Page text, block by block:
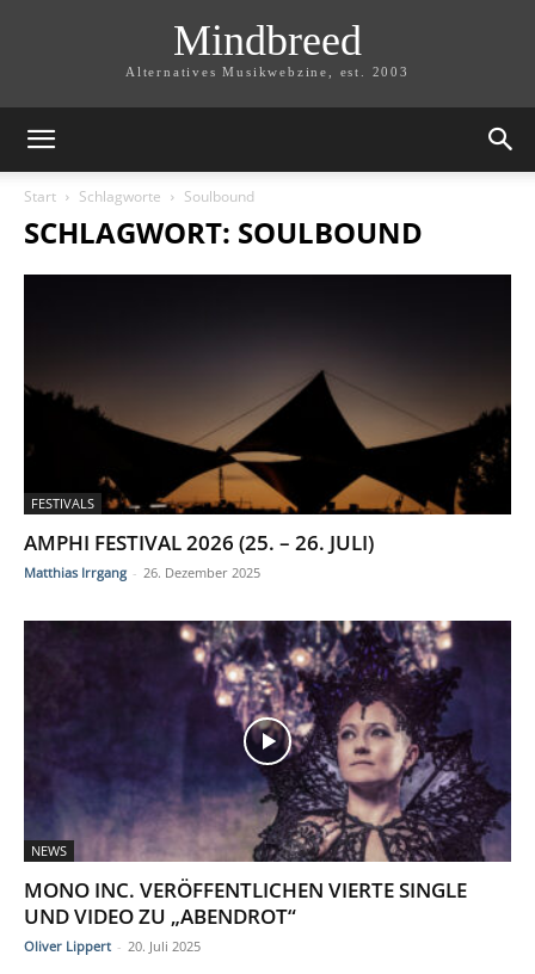
Mindbreed
Alternatives Musikwebzine, est. 2003
Start Schlagworte Soulbound
SCHLAGWORT: SOULBOUND
FESTIVALS
AMPHI FESTIVAL 2026 (25. – 26. JULI)
Matthias Irrgang - 26. Dezember 2025
NEWS
MONO INC. VERÖFFENTLICHEN VIERTE SINGLE
UND VIDEO ZU „ABENDROT“
Oliver Lippert - 20. Juli 2025